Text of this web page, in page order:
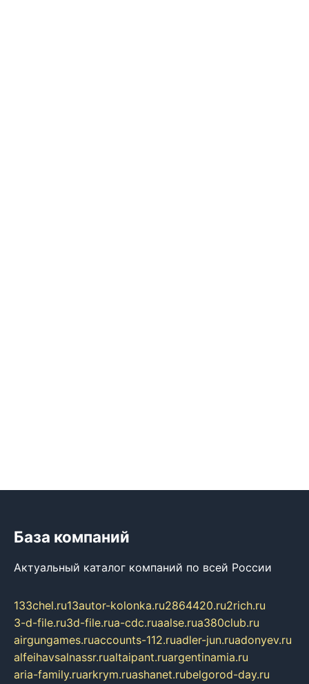
База компаний
Актуальный каталог компаний по всей России
133chel.ru13autor-kolonka.ru2864420.ru2rich.ru
3-d-file.ru3d-file.rua-cdc.ruaalse.rua380club.ru
airgungames.ruaccounts-112.ruadler-jun.ruadonyev.ru
alfeihavsalnassr.rualtaipant.ruargentinamia.ru
aria-family.ruarkrym.ruashanet.rubelgorod-day.ru